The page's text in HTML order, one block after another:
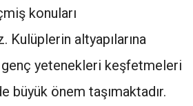
konuları
altyapılarına
genç yetenekleri keşfetmeleri
büyük önem taşımaktadır.